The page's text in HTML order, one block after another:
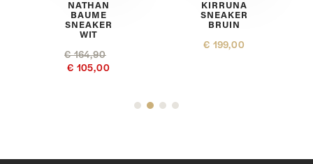
NATHAN
BAUME
SNEAKER
WIT
€ 164,90
€ 105,00
KIRRUNA
SNEAKER
BRUIN
€ 199,00